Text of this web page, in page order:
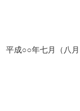
平成○○年七月（八
株